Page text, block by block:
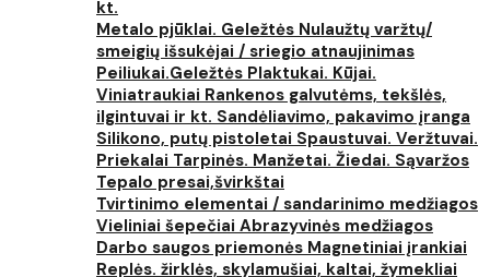
kt.
Metalo pjūklai. Geležtės Nulaužtų varžtų/
smeigių išsukėjai / sriegio atnaujinimas
Peiliukai.Geležtės Plaktukai. Kūjai.
Viniatraukiai Rankenos galvutėms, tekšlės,
ilgintuvai ir kt. Sandėliavimo, pakavimo įranga
Silikono, putų pistoletai Spaustuvai. Veržtuvai.
Priekalai Tarpinės. Manžetai. Žiedai. Sąvaržos
Tepalo presai,švirkštai
Tvirtinimo elementai / sandarinimo medžiagos
Vieliniai šepečiai Abrazyvinės medžiagos
Darbo saugos priemonės Magnetiniai įrankiai
Replės. žirklės, skylamušiai, kaltai, žymekliai